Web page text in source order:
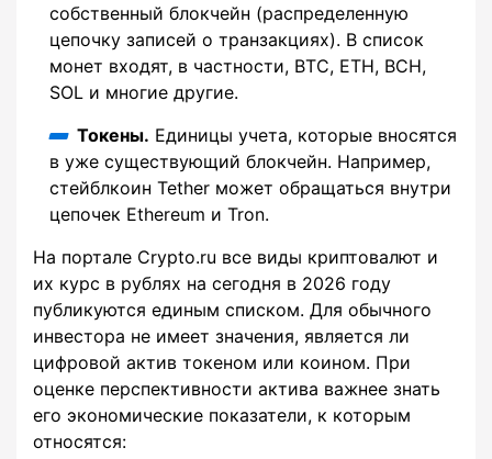
собственный блокчейн (распределенную
цепочку записей о транзакциях). В список
монет входят, в частности, BTC, ETH, BCH,
SOL и многие другие.
Токены. Единицы учета, которые вносятся
в уже существующий блокчейн. Например,
стейблкоин Tether может обращаться внутри
цепочек Ethereum и Tron.
На портале Crypto.ru все виды криптовалют и
их курс в рублях на сегодня в 2026 году
публикуются единым списком. Для обычного
инвестора не имеет значения, является ли
цифровой актив токеном или коином. При
оценке перспективности актива важнее знать
его экономические показатели, к которым
относятся: